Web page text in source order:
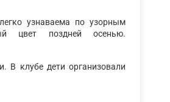
узнаваема по узорным
цвет поздней осенью.
В клубе дети организовали